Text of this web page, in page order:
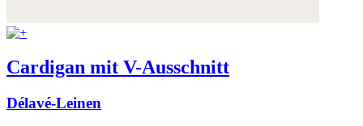
Cardigan mit V-Ausschnitt
Délavé-Leinen